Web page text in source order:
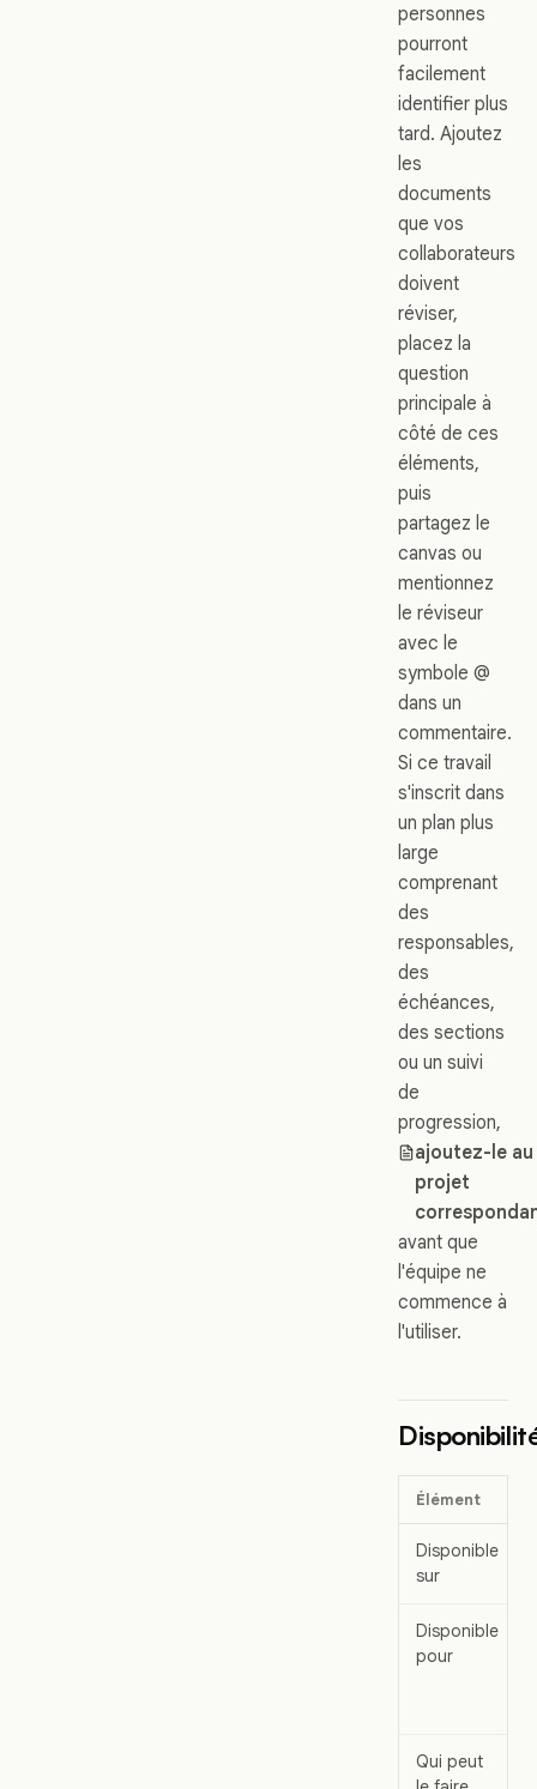
personnes
pourront
facilement
identifier plus
tard. Ajoutez
les
documents
que vos
collaborateurs
doivent
réviser,
placez la
question
principale à
côté de ces
éléments,
puis
partagez le
canvas ou
mentionnez
le réviseur
avec le
symbole @
dans un
commentaire.
Si ce travail
s'inscrit dans
un plan plus
large
comprenant
des
responsables,
des
échéances,
des sections
ou un suivi
de
progression,
ajoutez-le au
projet
avant que
l'équipe ne
commence à
l'utiliser.
Élément
Disponible
sur
Disponible
pour
Qui peut